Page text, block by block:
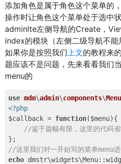
添加角色是属于角色这个菜单的
操作时让角色这个菜单处于选中
adminlte左侧导航的Create，
index的模块（左侧二级导航不能
如果你是按照我们上文的教程来
题应该不是问题，先来看看我们
menu的
use mdm\admin\components\
<?php
$callback = function($menu){
//鉴于篇幅有限，这里的代码
//这里我们对一开始写的菜单menu
echo